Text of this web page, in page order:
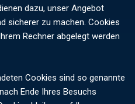
dazu, unser Angebot
sicherer zu machen. Cookies
Rechner abgelegt werden
Cookies sind so genannte
Ende Ihres Besuchs